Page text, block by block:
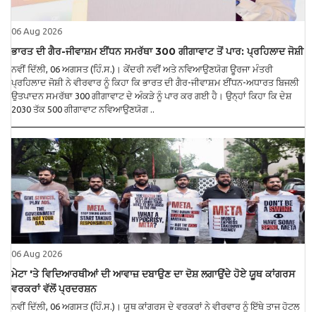
06 Aug 2026
ਭਾਰਤ ਦੀ ਗੈਰ-ਜੀਵਾਸ਼ਮ ਈਂਧਨ ਸਮਰੱਥਾ 300 ਗੀਗਾਵਾਟ ਤੋਂ ਪਾਰ: ਪ੍ਰਹਿਲਾਦ ਜੋਸ਼ੀ
ਨਵੀਂ ਦਿੱਲੀ, 06 ਅਗਸਤ (ਹਿੰ.ਸ.)। ਕੇਂਦਰੀ ਨਵੀਂ ਅਤੇ ਨਵਿਆਉਣਯੋਗ ਊਰਜਾ ਮੰਤਰੀ
ਪ੍ਰਹਿਲਾਦ ਜੋਸ਼ੀ ਨੇ ਵੀਰਵਾਰ ਨੂੰ ਕਿਹਾ ਕਿ ਭਾਰਤ ਦੀ ਗੈਰ-ਜੀਵਾਸ਼ਮ ਈਂਧਨ-ਅਧਾਰਤ ਬਿਜਲੀ
ਉਤਪਾਦਨ ਸਮਰੱਥਾ 300 ਗੀਗਾਵਾਟ ਦੇ ਅੰਕੜੇ ਨੂੰ ਪਾਰ ਕਰ ਗਈ ਹੈ। ਉਨ੍ਹਾਂ ਕਿਹਾ ਕਿ ਦੇਸ਼
2030 ਤੱਕ 500 ਗੀਗਾਵਾਟ ਨਵਿਆਉਣਯੋਗ ..
06 Aug 2026
ਮੇਟਾ 'ਤੇ ਵਿਦਿਆਰਥੀਆਂ ਦੀ ਆਵਾਜ਼ ਦਬਾਉਣ ਦਾ ਦੋਸ਼ ਲਗਾਉਂਦੇ ਹੋਏ ਯੂਥ ਕਾਂਗਰਸ
ਵਰਕਰਾਂ ਵੱਲੋਂ ਪ੍ਰਦਰਸ਼ਨ
ਨਵੀਂ ਦਿੱਲੀ, 06 ਅਗਸਤ (ਹਿੰ.ਸ.)। ਯੂਥ ਕਾਂਗਰਸ ਦੇ ਵਰਕਰਾਂ ਨੇ ਵੀਰਵਾਰ ਨੂੰ ਇੱਥੇ ਤਾਜ ਹੋਟਲ